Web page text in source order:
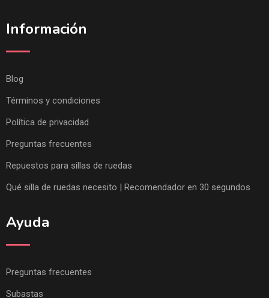
Información
Blog
Términos y condiciones
Política de privacidad
Preguntas frecuentes
Repuestos para sillas de ruedas
Qué silla de ruedas necesito | Recomendador en 30 segundos
Ayuda
Preguntas frecuentes
Subastas